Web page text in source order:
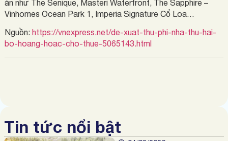
án như The Senique, Masteri Waterfront, The Sapphire –
Vinhomes Ocean Park 1, Imperia Signature Cổ Loa…
Nguồn: https://vnexpress.net/de-xuat-thu-phi-nha-thu-hai-
bo-hoang-hoac-cho-thue-5065143.html
Tin tức nổi bật